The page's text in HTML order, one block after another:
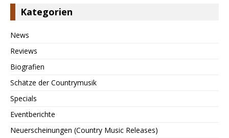
Kategorien
News
Reviews
Biografien
Schätze der Countrymusik
Specials
Eventberichte
Neuerscheinungen (Country Music Releases)